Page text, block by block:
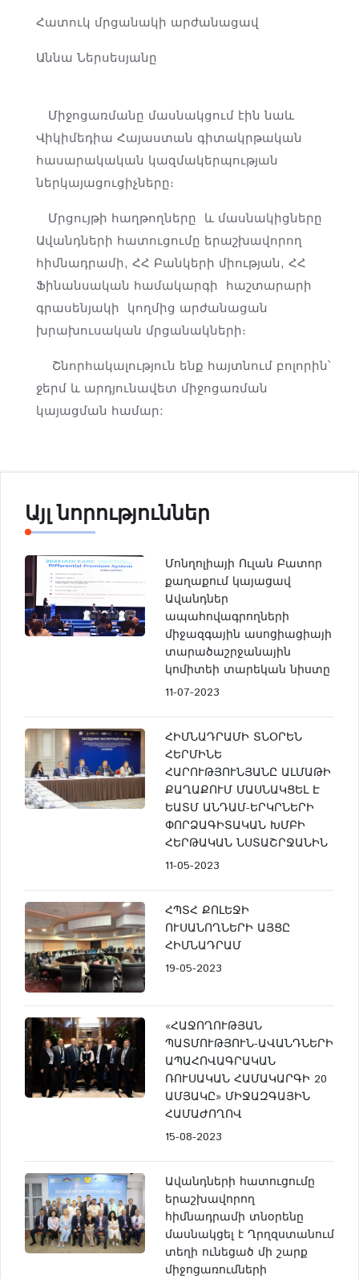
Հատուկ մրցանակի արժանացավ
Աննա Ներսեսյանը
Միջոցառմանը մասնակցում էին նաև
Վիկիմեդիա Հայաստան գիտակրթական
հասարակական կազմակերպության
ներկայացուցիչները։
Մրցույթի հաղթողները և մասնակիցները
Ավանդների հատուցումը երաշխավորող
հիմնադրամի, ՀՀ Բանկերի միության, ՀՀ
Ֆինանսական համակարգի հաշտարարի
գրասենյակի կողմից արժանացան
խրախուսական մրցանակների։
Շնորհակալություն ենք հայտնում բոլորին՝
ջերմ և արդյունավետ միջոցառման
կայացման համար:
Այլ նորություններ
Մոնղոլիայի Ուլան Բատոր
քաղաքում կայացավ
Ավանդներ
ապահովագրողների
միջազգային ասոցիացիայի
տարածաշրջանային
կոմիտեի տարեկան նիստը
11-07-2023
ՀԻՄՆԱԴՐԱՄԻ ՏՆՕՐԵՆ
ՀԵՐՄԻՆԵ
ՀԱՐՈՒԹՅՈՒՆՅԱՆԸ ԱԼՄԱԹԻ
ՔԱՂԱՔՈՒՄ ՄԱՍՆԱԿՑԵԼ Է
ԵԱՏՄ ԱՆԴԱՄ-ԵՐԿՐՆԵՐԻ
ՓՈՐՁԱԳԻՏԱԿԱՆ ԽՄԲԻ
ՀԵՐԹԱԿԱՆ ՆՍՏԱՇՐՋԱՆԻՆ
11-05-2023
ՀՊՏՀ ՔՈԼԵՋԻ
ՈՒՍԱՆՈՂՆԵՐԻ ԱՅՑԸ
ՀԻՄՆԱԴՐԱՄ
19-05-2023
«ՀԱՋՈՂՈՒԹՅԱՆ
ՊԱՏՄՈՒԹՅՈՒՆ-ԱՎԱՆԴՆԵՐԻ
ԱՊԱՀՈՎԱԳՐԱԿԱՆ
ՌՈՒՍԱԿԱՆ ՀԱՄԱԿԱՐԳԻ 20
ԱՄՅԱԿԸ» ՄԻՋԱԶԳԱՅԻՆ
ՀԱՄԱԺՈՂՈՎ
15-08-2023
Ավանդների հատուցումը
երաշխավորող
հիմնադրամի տնօրենը
մասնակցել է Ղրղզստանում
տեղի ունեցած մի շարք
միջոցառումների